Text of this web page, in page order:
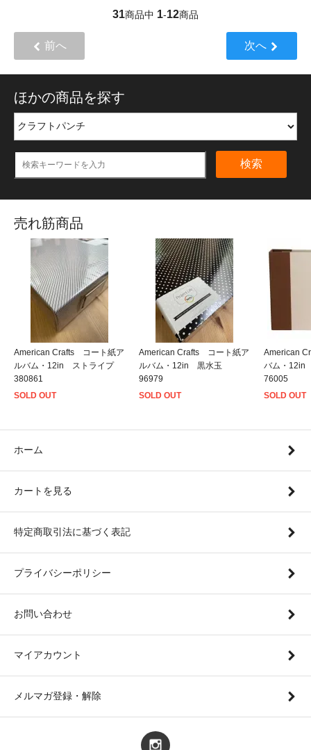
31商品中 1-12商品
前へ 次へ
ほかの商品を探す
検索
売れ筋商品
American Crafts コート紙ア
ルバム・12in ストライプ
380861
SOLD OUT
American Crafts コート紙ア
ルバム・12in 黒水玉
96979
SOLD OUT
American
バム・
76005
SOLD OUT
ホーム
カートを見る
特定商取引法に基づく表記
プライバシーポリシー
お問い合わせ
マイアカウント
メルマガ登録・解除